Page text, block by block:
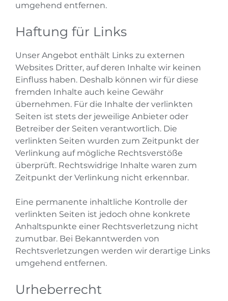
umgehend entfernen.
Haftung für Links
Unser Angebot enthält Links zu externen
Websites Dritter, auf deren Inhalte wir keinen
Einfluss haben. Deshalb können wir für diese
fremden Inhalte auch keine Gewähr
übernehmen. Für die Inhalte der verlinkten
Seiten ist stets der jeweilige Anbieter oder
Betreiber der Seiten verantwortlich. Die
verlinkten Seiten wurden zum Zeitpunkt der
Verlinkung auf mögliche Rechtsverstöße
überprüft. Rechtswidrige Inhalte waren zum
Zeitpunkt der Verlinkung nicht erkennbar.
Eine permanente inhaltliche Kontrolle der
verlinkten Seiten ist jedoch ohne konkrete
Anhaltspunkte einer Rechtsverletzung nicht
zumutbar. Bei Bekanntwerden von
Rechtsverletzungen werden wir derartige Links
umgehend entfernen.
Urheberrecht